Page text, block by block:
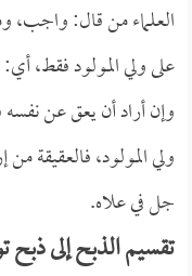
العلماء من قال:
على ولي المولود فقط، أي:
وإن أراد أن يعق عن
ولي المولود، فالعقيقة من
جل في علاه.
تقسيم الذبح إلى